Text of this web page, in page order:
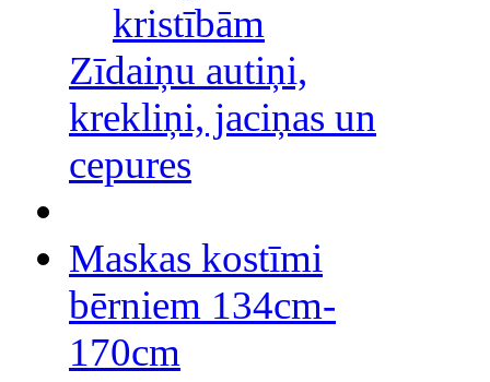
kristībām
Zīdaiņu autiņi,
krekliņi, jaciņas un
cepures
Maskas kostīmi
bērniem 134cm-
170cm